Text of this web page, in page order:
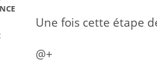
Une fois cette étape
@+